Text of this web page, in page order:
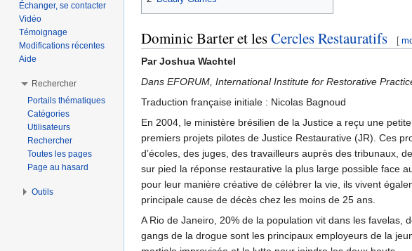
Dominic Barter et lesCercles Restauratifs [
Par Joshua Wachtel
Dans EFORUM, International Institute for Restorative
Traduction française initiale : Nicolas Bagnoud
En 2004, le ministère brésilien de la Justice a reçu une
premiers projets pilotes de Justice Restaurative (JR). Ces
d’écoles, des juges, des travailleurs auprès des tribunaux,
sur pied la réponse restaurative la plus large possible face
pour leur manière créative de célébrer la vie, ils vivent
principale cause de décès chez les moins de 25 ans.
A Rio de Janeiro, 20% de la population vit dans les
gangs de la drogue sont les principaux employeurs de la
Échanger, se contacter
Vidéo
Témoignage
Modifications récentes
Aide
Rechercher
Portails thématiques
Catégories
Utilisateurs
Rechercher
Toutes les pages
Page au hasard
Outils